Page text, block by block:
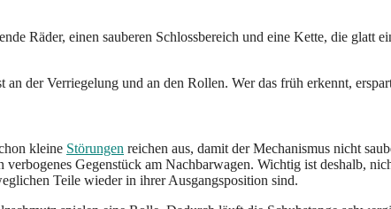
Räder, einen sauberen Schlossbereich und eine Kette, die glatt
der Verriegelung und an den Rollen. Wer das früh erkennt,
kleine Störungen reichen aus, damit der Mechanismus nicht
Gegenstück am Nachbarwagen. Wichtig ist deshalb,
Teile wieder in ihrer Ausgangsposition sind.